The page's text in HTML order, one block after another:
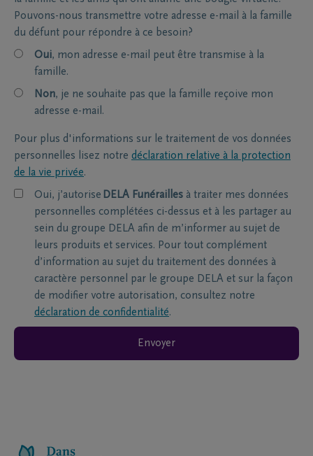
Pouvons-nous transmettre votre adresse e-mail à la famille
du défunt pour répondre à ce besoin?
Oui, mon adresse e-mail peut être transmise à la
famille.
Non, je ne souhaite pas que la famille reçoive mon
adresse e-mail.
Pour plus d'informations sur le traitement de vos données
personnelles lisez notre déclaration relative à la protection
de la vie privée.
Oui, j’autorise DELA Funérailles à traiter mes données
personnelles complétées ci-dessus et à les partager au
sein du groupe DELA afin de m’informer au sujet de
leurs produits et services. Pour tout complément
d’information au sujet du traitement des données à
caractère personnel par le groupe DELA et sur la façon
de modifier votre autorisation, consultez notre
déclaration de confidentialité.
Envoyer